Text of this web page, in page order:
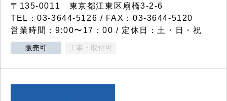
〒135-0011 東京都江東区扇橋3-2-6
TEL：03-3644-5126 / FAX：03-3644-5120
営業時間：9:00〜17：00 / 定休日：土・日・祝
販売可 工事・取付可